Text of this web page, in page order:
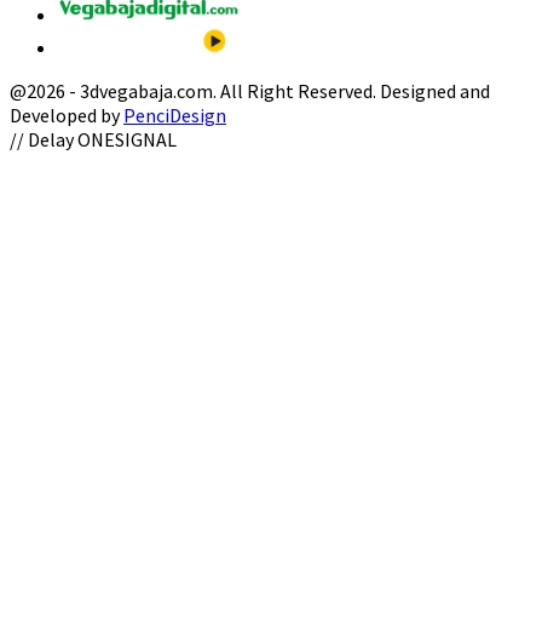
@2026 - 3dvegabaja.com. All Right Reserved. Designed and
Developed byPenciDesign
Facebook
Twitter
Instagram
Youtube
Email
// Delay ONESIGNAL